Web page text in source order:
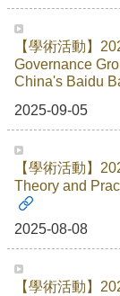
【學術活動】
Governance
China's Baidu
2025-09-05
【學術活動】
Theory and
2025-08-08
【學術活動】